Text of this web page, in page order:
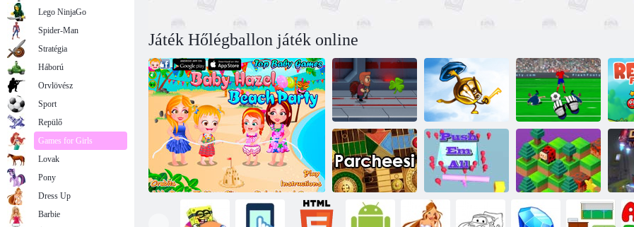
Játék Hőlégballon játék online
Jetpack Mester Kulcs és pajzs Kapus Champ
Lego NinjaGo
Spider-Man
Stratégia
Háború
Orvlövész
Sport
Repülő
Games for Girls
Lovak
Pony
Dress Up
Barbie